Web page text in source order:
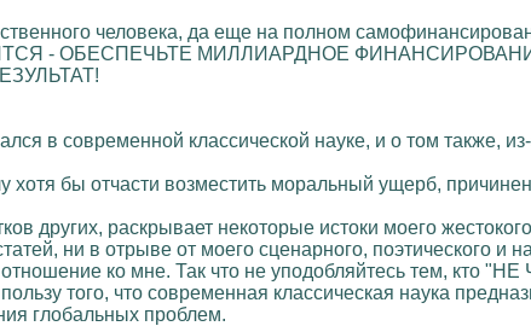
человека, да еще на полном
- ОБЕСПЕЧЬТЕ МИЛЛИАРДНОЕ
в современной классической науке, и о том также,
хотя бы отчасти возместить моральный ущерб,
других, раскрывает некоторые истоки моего
ни в отрыве от моего сценарного, поэтического и
отношение ко мне. Так что не уподобляйтесь тем,
того, что современная классическая наука
глобальных проблем.